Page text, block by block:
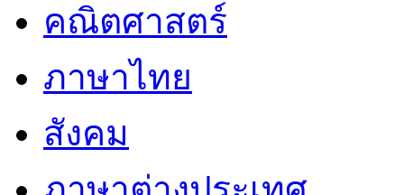
คณิตศาสตร์
ภาษาไทย
สังคม